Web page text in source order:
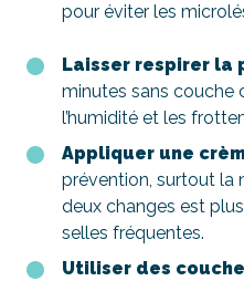
pour éviter les
Laisser respirer la
minutes sans couche
l’humidité et les
Appliquer une
prévention, surtout la
deux changes est
selles fréquentes.
Utiliser des